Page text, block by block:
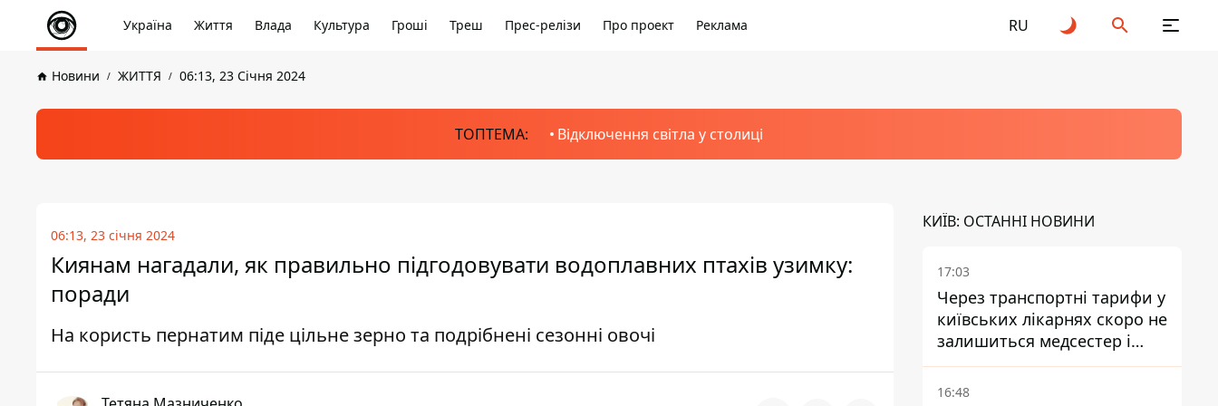
Україна Життя Влада Культура Гроші Треш Прес-релізи Про проект Реклама RU
Новини ЖИТТЯ 06:13, 23 Січня 2024
ТОПТЕМА: Відключення світла у столиці
06:13, 23 січня 2024
Киянам нагадали, як правильно підгодовувати водоплавних птахів узимку:
поради
На користь пернатим піде цільне зерно та подрібнені сезонні овочі
КИЇВ: ОСТАННІ НОВИНИ
17:03
Через транспортні тарифи у
київських лікарнях скоро не
залишиться медсестер і
санітарок - професор
Голубовська
16:48